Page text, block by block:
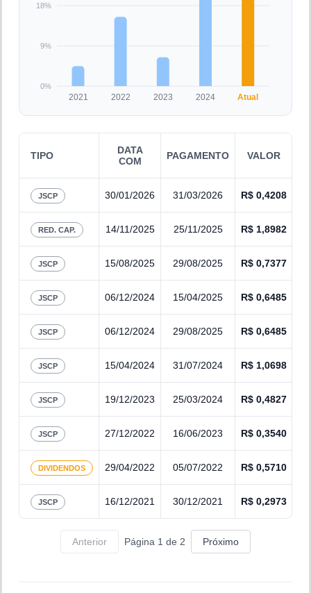
2021 2022 2023 2024 Atual
0%
9%
18%
TIPO
DATA
COM
PAGAMENTO VALOR
JSCP 30/01/2026 31/03/2026 R$ 0,4208
RED. CAP. 14/11/2025 25/11/2025 R$ 1,8982
JSCP 15/08/2025 29/08/2025 R$ 0,7377
JSCP 06/12/2024 15/04/2025 R$ 0,6485
JSCP 06/12/2024 29/08/2025 R$ 0,6485
JSCP 15/04/2024 31/07/2024 R$ 1,0698
JSCP 19/12/2023 25/03/2024 R$ 0,4827
JSCP 27/12/2022 16/06/2023 R$ 0,3540
DIVIDENDOS 29/04/2022 05/07/2022 R$ 0,5710
JSCP 16/12/2021 30/12/2021 R$ 0,2973
Anterior Página 1 de 2 Próximo